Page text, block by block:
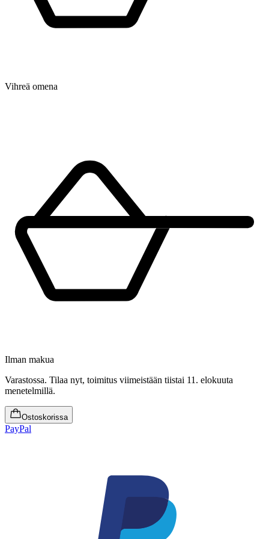
Vihreä omena
Ilman makua
Varastossa. Tilaa nyt, toimitus viimeistään tiistai 11. elokuuta
menetelmillä.
Ostoskorissa
PayPal